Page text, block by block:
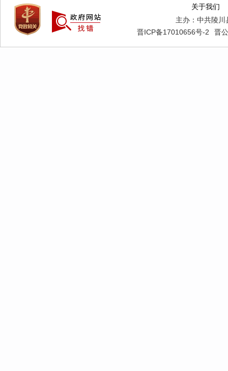
关于我们
主办：中共陵
晋ICP备17010656号-2
晋